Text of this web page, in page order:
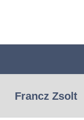
Francz Zsolt